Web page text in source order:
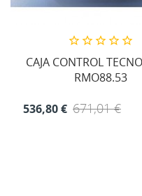
CAJA CONTROL
RMO88.53
536,80 € 671,01 €